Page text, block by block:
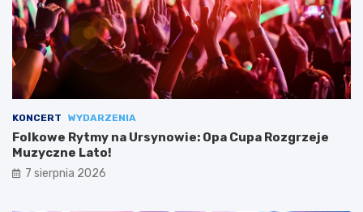
KONCERT WYDARZENIA
Folkowe Rytmy na Ursynowie: Opa Cupa Rozgrzeje
Muzyczne Lato!
7 sierpnia 2026